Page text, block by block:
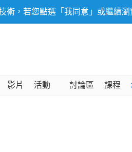
術，若您點選「我同意」或繼續
影片 活動 討論區 課程